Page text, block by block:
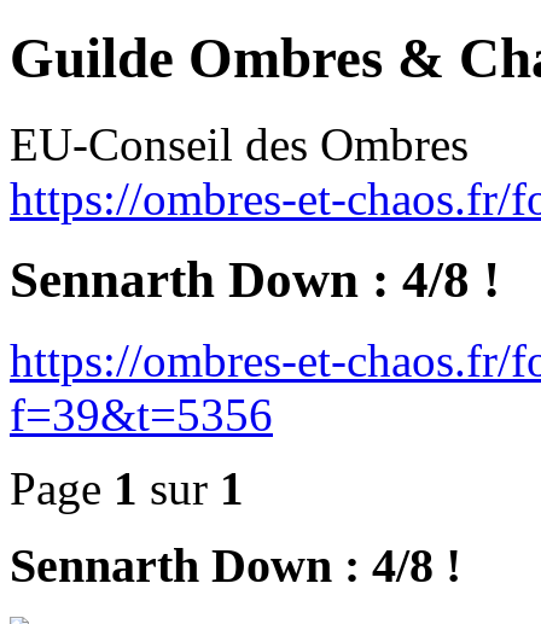
Guilde Ombres &
EU-Conseil des Ombres
https://ombres-et-chaos.fr/
Sennarth Down : 4/8 !
https://ombres-et-chaos.fr/
f=39&t=5356
Page 1 sur 1
Sennarth Down : 4/8 !